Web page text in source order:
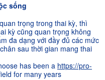
c sống
trọng trong thai kỳ, thì
kỳ cũng quan trọng không
đa dạng với đầy đủ các mức
sau thời gian mang thai
has been a https://pro-
for many years